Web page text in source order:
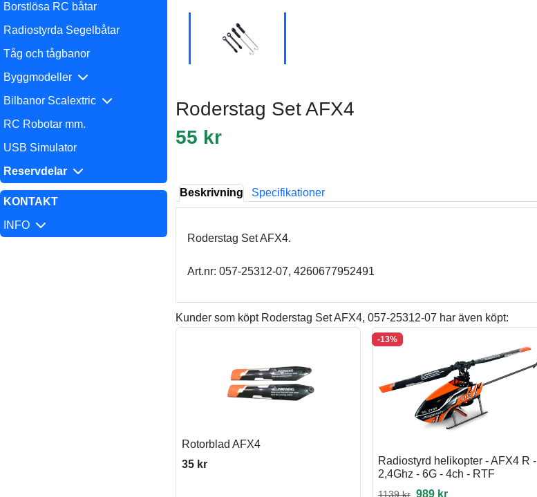
Borstlösa RC båtar
Radiostyrda Segelbåtar
Tåg och tågbanor
Byggmodeller
Bilbanor Scalextric
RC Robotar mm.
USB Simulator
Reservdelar
KONTAKT
INFO
Roderstag Set AFX4
55 kr
Beskrivning Specifikationer
Roderstag Set AFX4.
Art.nr: 057-25312-07, 4260677952491
Kunder som köpt Roderstag Set AFX4, 057-25312-07 har även köpt:
Rotorblad AFX4
35 kr
-13%
Radiostyrd helikopter - AFX4 R -
2,4Ghz - 6G - 4ch - RTF
1139 kr 989 kr